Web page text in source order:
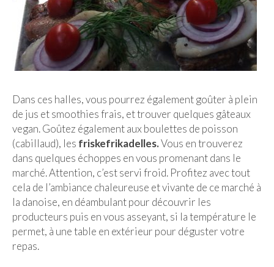
– Hanoi
– Hué & Hoi An
– Quy Nhon
BERLIN
Restos asiatiques
Marchés
CHIANG MAI
Cafés
HANOI
Dans ces halles, vous pourrez également goûter à plein
de jus et smoothies frais, et trouver quelques gâteaux
vegan. Goûtez également aux boulettes de poisson
(cabillaud), les friskefrikadelles.Vous en trouverez
dans quelques échoppes en vous promenant dans le
marché. Attention, c’est servi froid. Profitez avec tout
cela de l’ambiance chaleureuse et vivante de ce marché à
la danoise, en déambulant pour découvrir les
producteurs puis en vous asseyant, si la température le
permet, à une table en extérieur pour déguster votre
repas.